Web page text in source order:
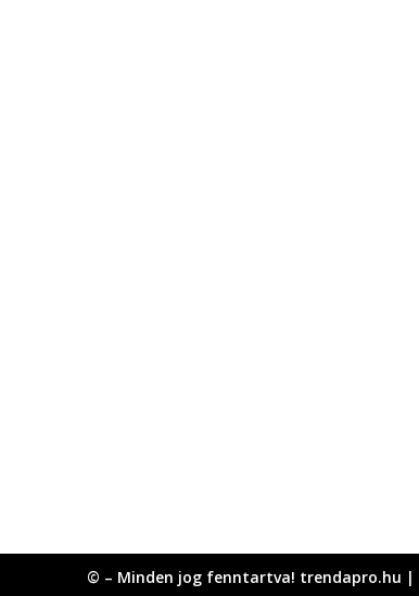
© – Minden jog fenntartva! trendapro.hu |